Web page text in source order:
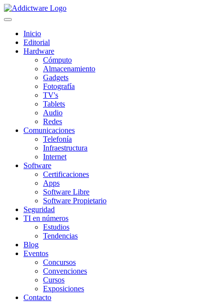
Inicio
Editorial
Hardware
Cómputo
Almacenamiento
Gadgets
Fotografía
TV's
Tablets
Audio
Redes
Comunicaciones
Telefonía
Infraestructura
Internet
Software
Certificaciones
Apps
Software Libre
Software Propietario
Seguridad
TI en números
Estudios
Tendencias
Blog
Eventos
Concursos
Convenciones
Cursos
Exposiciones
Contacto